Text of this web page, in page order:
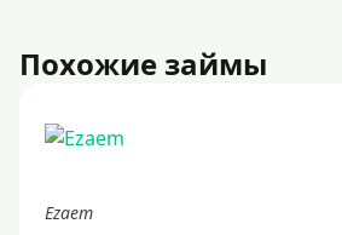
Похожие займы
Ezaem